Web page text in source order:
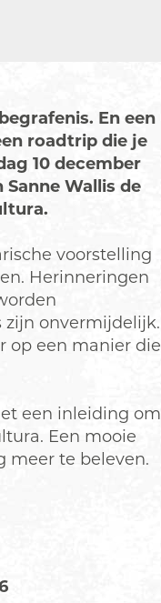
En een
roadtrip die je
10 december
Wallis de
voorstelling
Herinneringen
zijn onvermijdelijk.
op een manier die
een inleiding om
Een mooie
meer te beleven.